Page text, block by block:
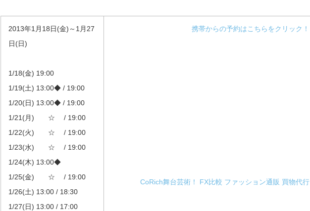
2013年1月18日(金)～1月27
日(日)
1/18(金) 19:00
1/19(土) 13:00◆ / 19:00
1/20(日) 13:00◆ / 19:00
1/21(月) ☆ / 19:00
1/22(火) ☆ / 19:00
1/23(水) ☆ / 19:00
1/24(木) 13:00◆
1/25(金) ☆ / 19:00
1/26(土) 13:00 / 18:30
1/27(日) 13:00 / 17:00
携帯からの予約はこちらをクリック！
CoRich舞台芸術！ FX比較 ファッション通販 買物代行